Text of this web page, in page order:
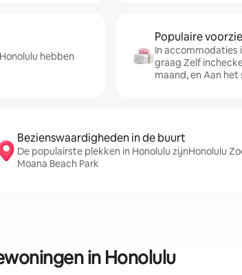
hebben
Populaire
In accommodaties
graag Zelf
maand, en Aan het
Bezienswaardigheden in de buurt
De populairste plekken in Honolulu zijnHonolulu
Moana Beach Park
in Honolulu